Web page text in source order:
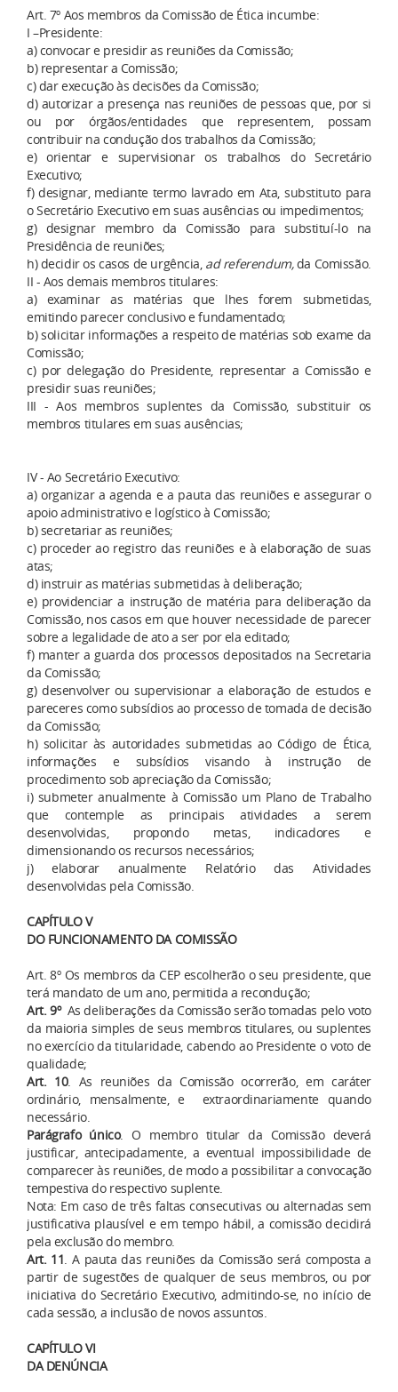
Art. 7º Aos membros da Comissão de Ética incumbe:
I –Presidente:
a) convocar e presidir as reuniões da Comissão;
b) representar a Comissão;
c) dar execução às decisões da Comissão;
d) autorizar a presença nas reuniões de pessoas que, por si
ou por órgãos/entidades que representem, possam
contribuir na condução dos trabalhos da Comissão;
e) orientar e supervisionar os trabalhos do Secretário
Executivo;
f) designar, mediante termo lavrado em Ata, substituto para
o Secretário Executivo em suas ausências ou impedimentos;
g) designar membro da Comissão para substituí-lo na
Presidência de reuniões;
h) decidir os casos de urgência, ad referendum,da Comissão.
II - Aos demais membros titulares:
a) examinar as matérias que lhes forem submetidas,
emitindo parecer conclusivo e fundamentado;
b) solicitar informações a respeito de matérias sob exame da
Comissão;
c) por delegação do Presidente, representar a Comissão e
presidir suas reuniões;
III - Aos membros suplentes da Comissão, substituir os
membros titulares em suas ausências;
IV - Ao Secretário Executivo:
a) organizar a agenda e a pauta das reuniões e assegurar o
apoio administrativo e logístico à Comissão;
b) secretariar as reuniões;
c) proceder ao registro das reuniões e à elaboração de suas
atas;
d) instruir as matérias submetidas à deliberação;
e) providenciar a instrução de matéria para deliberação da
Comissão, nos casos em que houver necessidade de parecer
sobre a legalidade de ato a ser por ela editado;
f) manter a guarda dos processos depositados na Secretaria
da Comissão;
g) desenvolver ou supervisionar a elaboração de estudos e
pareceres como subsídios ao processo de tomada de decisão
da Comissão;
h) solicitar às autoridades submetidas ao Código de Ética,
informações e subsídios visando à instrução de
procedimento sob apreciação da Comissão;
i) submeter anualmente à Comissão um Plano de Trabalho
que contemple as principais atividades a serem
desenvolvidas, propondo metas, indicadores e
dimensionando os recursos necessários;
j) elaborar anualmente Relatório das Atividades
desenvolvidas pela Comissão.
CAPÍTULO V
DO FUNCIONAMENTO DA COMISSÃO
Art. 8º Os membros da CEP escolherão o seu presidente, que
terá mandato de um ano, permitida a recondução;
Art. 9ºAs deliberações da Comissão serão tomadas pelo voto
da maioria simples de seus membros titulares, ou suplentes
no exercício da titularidade, cabendo ao Presidente o voto de
qualidade;
Art. 10. As reuniões da Comissão ocorrerão, em caráter
ordinário, mensalmente, e extraordinariamente quando
necessário.
Parágrafo único. O membro titular da Comissão deverá
justificar, antecipadamente, a eventual impossibilidade de
comparecer às reuniões, de modo a possibilitar a convocação
tempestiva do respectivo suplente.
Nota: Em caso de três faltas consecutivas ou alternadas sem
justificativa plausível e em tempo hábil, a comissão decidirá
pela exclusão do membro.
Art. 11. A pauta das reuniões da Comissão será composta a
partir de sugestões de qualquer de seus membros, ou por
iniciativa do Secretário Executivo, admitindo-se, no início de
cada sessão, a inclusão de novos assuntos.
CAPÍTULO VI
DA DENÚNCIA